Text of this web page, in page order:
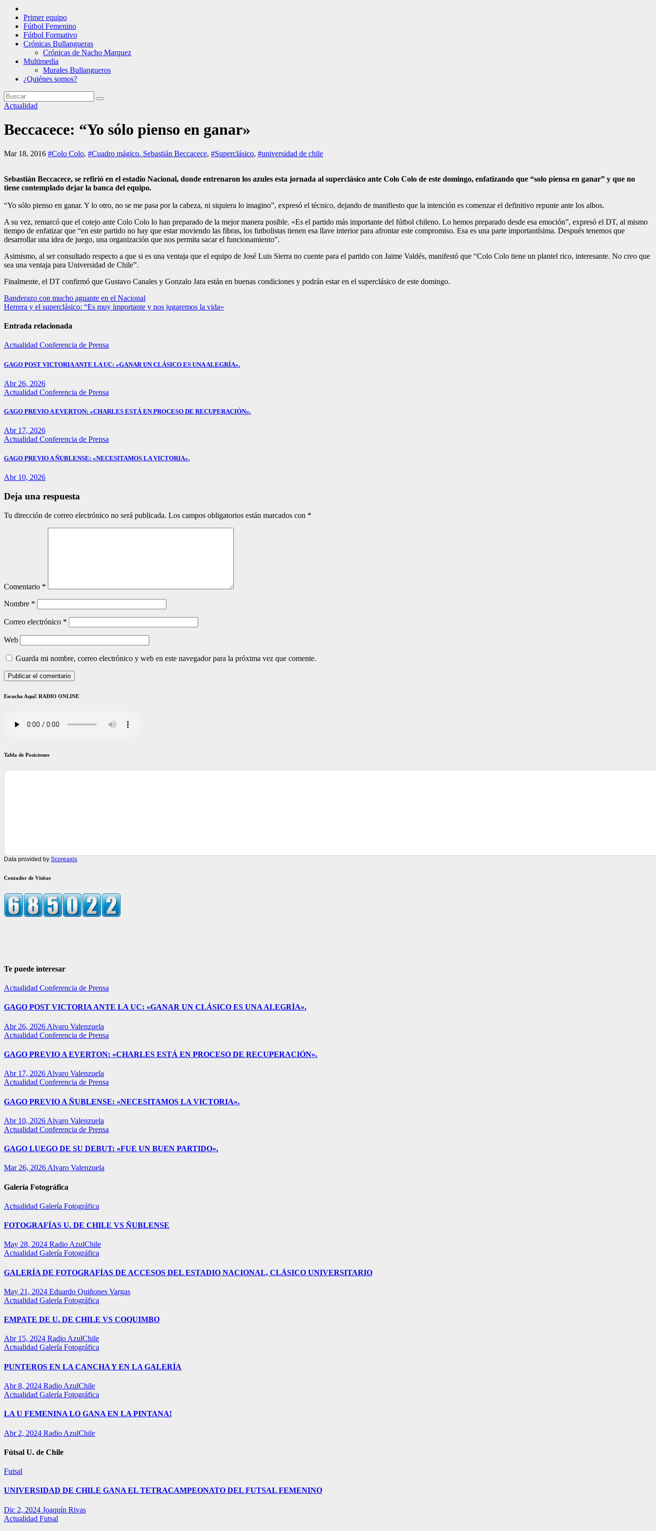
Primer equipo
Fútbol Femenino
Fútbol Formativo
Crónicas Bullangueras
Crónicas de Nacho Marquez
Multimedia
Murales Bullangueros
¿Quiénes somos?
Actualidad
Beccacece: “Yo sólo pienso en ganar»
Mar 18, 2016 #Colo Colo, #Cuadro mágico. Sebastián Beccacece, #Superclásico, #universidad de chile
Sebastián Beccacece, se refirió en el estadio Nacional, donde entrenaron los azules esta jornada al superclásico ante Colo Colo de este domingo, enfatizando que “solo piensa en ganar” y que no
tiene contemplado dejar la banca del equipo.
“Yo sólo pienso en ganar. Y lo otro, no se me pasa por la cabeza, ni siquiera lo imagino”, expresó el técnico, dejando de manifiesto que la intención es comenzar el definitivo repunte ante los albos.
A su vez, remarcó que el cotejo ante Colo Colo lo han preparado de la mejor manera posible. «Es el partido más importante del fútbol chileno. Lo hemos preparado desde esa emoción”, expresó el DT, al mismo
tiempo de enfatizar que “en este partido no hay que estar moviendo las fibras, los futbolistas tienen esa llave interior para afrontar este compromiso. Esa es una parte importantísima. Después tenemos que
desarrollar una idea de juego, una organización que nos permita sacar el funcionamiento”.
Asimismo, al ser consultado respecto a que si es una ventaja que el equipo de José Luis Sierra no cuente para el partido con Jaime Valdés, manifestó que “Colo Colo tiene un plantel rico, interesante. No creo que
sea una ventaja para Universidad de Chile”.
Finalmente, el DT confirmó que Gustavo Canales y Gonzalo Jara están en buenas condiciones y podrán estar en el superclásico de este domingo.
Navegación
de
entradas
Banderazo con mucho aguante en el Nacional
Herrera y el superclásico: “Es muy importante y nos jugaremos la vida»
Entrada relacionada
Actualidad Conferencia de Prensa
GAGO POST VICTORIA ANTE LA UC: «GANAR UN CLÁSICO ES UNA ALEGRÍA».
Abr 26, 2026
Actualidad Conferencia de Prensa
GAGO PREVIO A EVERTON: «CHARLES ESTÁ EN PROCESO DE RECUPERACIÓN».
Abr 17, 2026
Actualidad Conferencia de Prensa
GAGO PREVIO A ÑUBLENSE: «NECESITAMOS LA VICTORIA».
Abr 10, 2026
Deja una respuesta
Tu dirección de correo electrónico no será publicada. Los campos obligatorios están marcados con *
Comentario *
Nombre *
Correo electrónico *
Web
Guarda mi nombre, correo electrónico y web en este navegador para la próxima vez que comente.
Escucha Aquí! RADIO ONLINE
Tabla de Posiciones
Data provided by Scoreaxis
Contador de Visitas
Te puede interesar
Actualidad Conferencia de Prensa
GAGO POST VICTORIA ANTE LA UC: «GANAR UN CLÁSICO ES UNA ALEGRÍA».
Abr 26, 2026 Alvaro Valenzuela
Actualidad Conferencia de Prensa
GAGO PREVIO A EVERTON: «CHARLES ESTÁ EN PROCESO DE RECUPERACIÓN».
Abr 17, 2026 Alvaro Valenzuela
Actualidad Conferencia de Prensa
GAGO PREVIO A ÑUBLENSE: «NECESITAMOS LA VICTORIA».
Abr 10, 2026 Alvaro Valenzuela
Actualidad Conferencia de Prensa
GAGO LUEGO DE SU DEBUT: «FUE UN BUEN PARTIDO».
Mar 26, 2026 Alvaro Valenzuela
Galería Fotográfica
Actualidad Galería Fotográfica
FOTOGRAFÍAS U. DE CHILE VS ÑUBLENSE
May 28, 2024 Radio AzulChile
Actualidad Galería Fotográfica
GALERÍA DE FOTOGRAFÍAS DE ACCESOS DEL ESTADIO NACIONAL, CLÁSICO UNIVERSITARIO
May 21, 2024 Eduardo Quiñones Vargas
Actualidad Galería Fotográfica
EMPATE DE U. DE CHILE VS COQUIMBO
Abr 15, 2024 Radio AzulChile
Actualidad Galería Fotográfica
PUNTEROS EN LA CANCHA Y EN LA GALERÍA
Abr 8, 2024 Radio AzulChile
Actualidad Galería Fotográfica
LA U FEMENINA LO GANA EN LA PINTANA!
Abr 2, 2024 Radio AzulChile
Fútsal U. de Chile
Futsal
UNIVERSIDAD DE CHILE GANA EL TETRACAMPEONATO DEL FUTSAL FEMENINO
Dic 2, 2024 Joaquín Rivas
Actualidad Futsal